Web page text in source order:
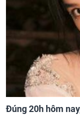
Đúng 20h hôm